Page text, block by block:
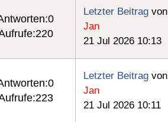
0
220
Letzter Beitrag von
Jan
21 Jul 2026 10:13
0
223
Letzter Beitrag von
Jan
21 Jul 2026 10:11